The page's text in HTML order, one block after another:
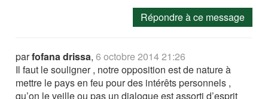
Répondre à ce message
parfofana drissa,6 octobre 2014 21:26
Il faut le souligner , notre opposition est de nature à
mettre le pays en feu pour des intérêts personnels ,
qu’on le veille ou pas un dialogue est assorti d’esprit